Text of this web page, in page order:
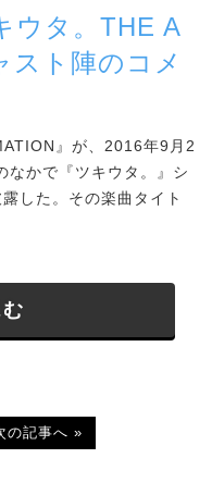
ウタ。THE A
スト陣のコメ
』が、2016年9月2
なかで『ツキウタ。』シ
した。その楽曲タイト
の記事へ »